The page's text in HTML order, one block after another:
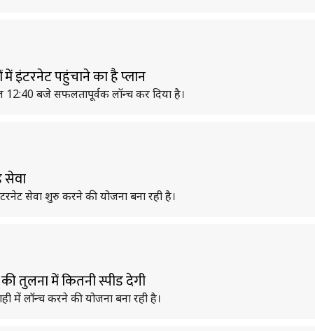
इंटरनेट पहुंचाने का है प्लान
बजे सफलतापूर्वक लॉन्च कर दिया है।
सेवा
सेवा शुरु करने की योजना बना रही है।
तुलना में कितनी स्पीड देगी
लॉन्च करने की योजना बना रही है।